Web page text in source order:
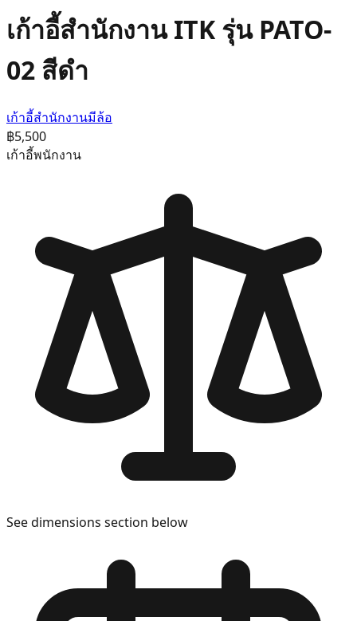
เก้าอี้สำนักงาน ITK รุ่น PATO-
02 สีดำ
เก้าอี้สำนักงานมีล้อ
฿5,500
เก้าอี้พนักงาน
See dimensions section below